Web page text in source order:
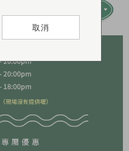
取消
取消
取消